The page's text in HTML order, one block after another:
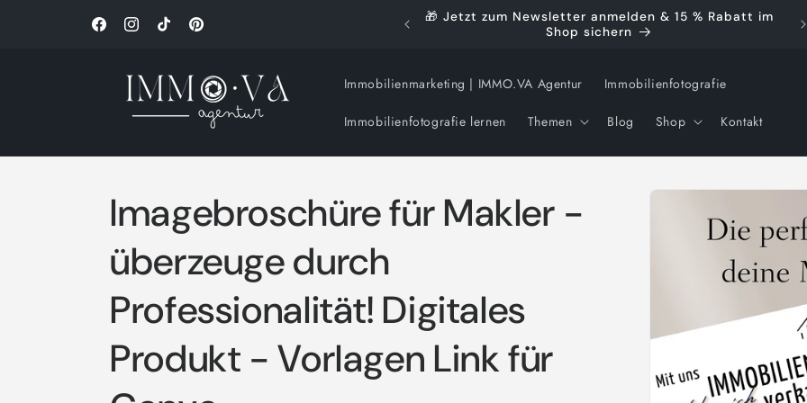
FacebookInstagramTikTokPinterest
🎁 Jetzt zum Newsletter anmelden & 15 % Rabatt im
Shop sichern
Immobilienmarketing | IMMO.VA Agentur Immobilienfotografie
Immobilienfotografie lernen Themen Blog Shop Kontakt
Zu
Imagebroschüre für Makler -
überzeuge durch
Professionalität! Digitales
Produkt - Vorlagen Link für